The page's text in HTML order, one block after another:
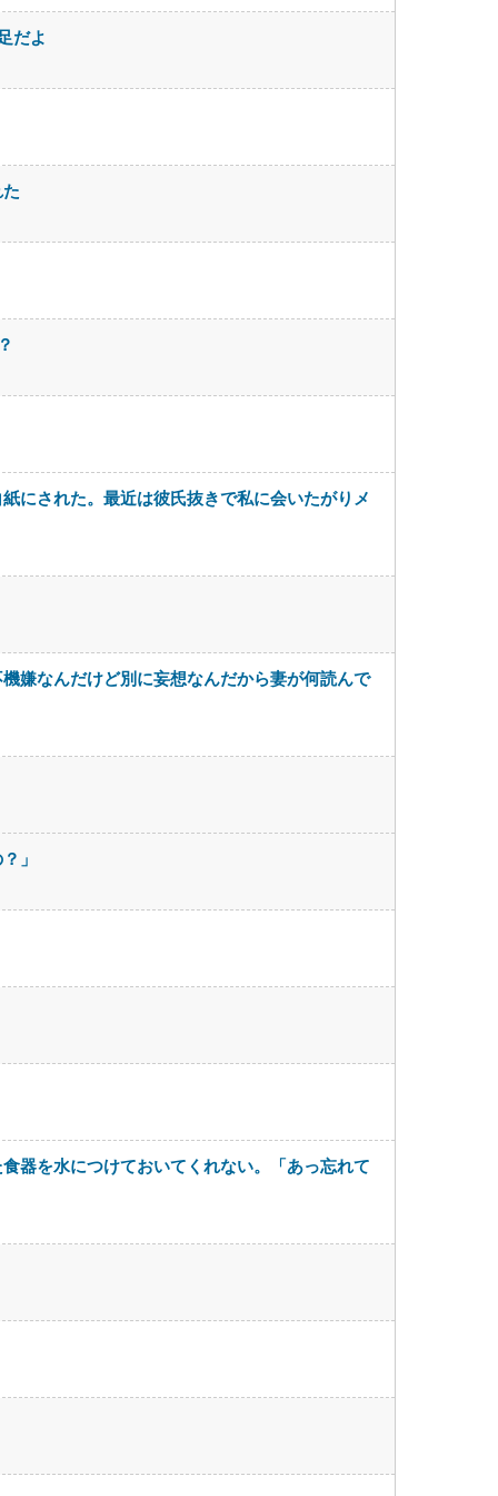
だよ
にされた。最近は彼氏抜きで私に会いたがりメ
嫌なんだけど別に妄想なんだから妻が何読んで
」
器を水につけておいてくれない。「あっ忘れて